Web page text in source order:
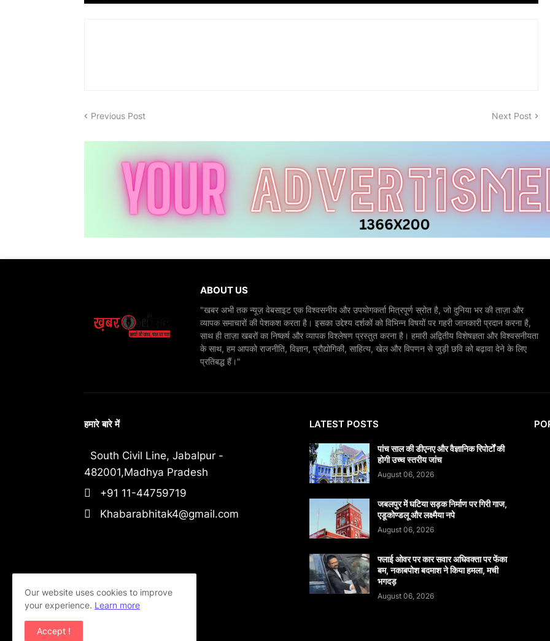
Previous Post Next Post
ABOUT US
"खबर अभी तक न्यूज़ वेबसाइट एक विश्वसनीय और उपयोगकर्ता मित्रपूर्ण स्रोत है, जो दुनिया भर की ताज़ा और
व्यापक समाचारों की पेशकश करता है। इसका उद्देश्य दर्शकों को विभिन्न विषयों पर गहरी जानकारी प्रदान करना है,
साथ ही ताज़ा खबरों का निष्कर्ष और व्यापक विश्लेषण प्रस्तुत करना है। हमारी अद्वितीय विशेषज्ञता और विश्वसनीयता
के साथ, हम आपको राजनीति, विज्ञान, प्रौद्योगिकी, साहित्य, खेल और विपणन से जुड़ी छवि को बढ़ावा देने के लिए
प्रतिबद्ध हैं।"
हमारे बारे में
South Civil Line, Jabalpur -
482001,Madhya Pradesh
+91 11-44759719
Khabarabhitak4@gmail.com
LATEST POSTS
पांच साल की डीएनए और वैज्ञानिक रिपोर्टों की
होगी उच्च स्तरीय जांच
August 06, 2026
जबलपुर में घटिया सड़क निर्माण पर गिरी गाज,
एडूकोण्डलू और लक्ष्मैया नपे
August 06, 2026
फ्लाई ओवर पर कार सवार अधिवक्ता पर फेंका
बम, नकाबपोश बदमाश ने किया हमला, मची
भगदड़
August 06, 2026
Our website uses cookies to improve
your experience. Learn more
Accept !